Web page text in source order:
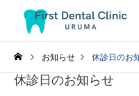
お知らせ 休診日のお
休診日のお知らせ